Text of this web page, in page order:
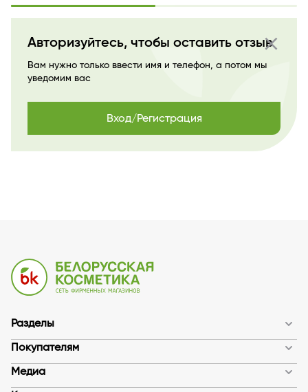
close
Авторизуйтесь, чтобы оставить отзыв
Вам нужно только ввести имя и телефон, а потом мы
уведомим вас
Вход/Регистрация
Разделы
Покупателям
Медиа